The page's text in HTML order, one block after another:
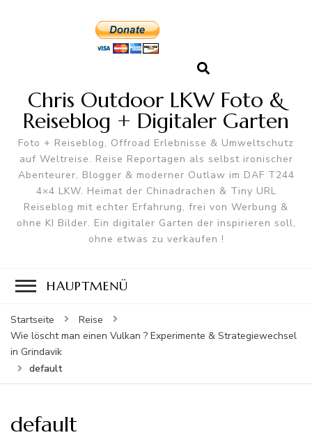
Chris Outdoor LKW Foto &
Reiseblog + Digitaler Garten
Foto + Reiseblog, Offroad Erlebnisse & Umweltschutz
auf Weltreise. Reise Reportagen als selbst ironischer
Abenteurer, Blogger & moderner Outlaw im DAF T244
4×4 LKW. Heimat der Chinadrachen & Tiny URL
Reiseblog mit echter Erfahrung, frei von Werbung &
ohne KI Bilder. Ein digitaler Garten der inspirieren soll,
ohne etwas zu verkaufen !
HAUPTMENÜ
Startseite
Reise
Wie löscht man einen Vulkan ? Experimente & Strategiewechsel
in Grindavik
default
default